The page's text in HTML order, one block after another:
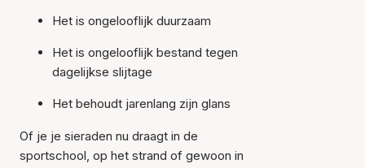
Het is ongelooflijk duurzaam
Het is ongelooflijk bestand tegen
dagelijkse slijtage
Het behoudt jarenlang zijn glans
Of je je sieraden nu draagt in de
sportschool, op het strand of gewoon in